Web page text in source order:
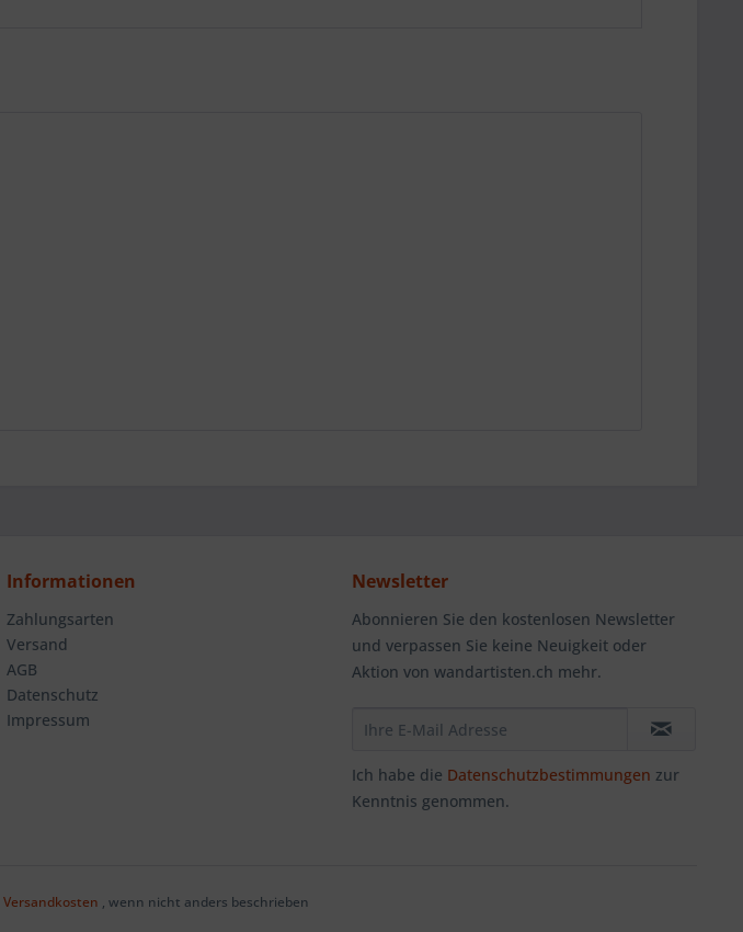
Informationen
Zahlungsarten
Versand
AGB
Datenschutz
Impressum
Newsletter
Abonnieren Sie den kostenlosen Newsletter
und verpassen Sie keine Neuigkeit oder
Aktion von wandartisten.ch mehr.
Ich habe die Datenschutzbestimmungen zur
Kenntnis genommen.
Versandkosten , wenn nicht anders beschrieben